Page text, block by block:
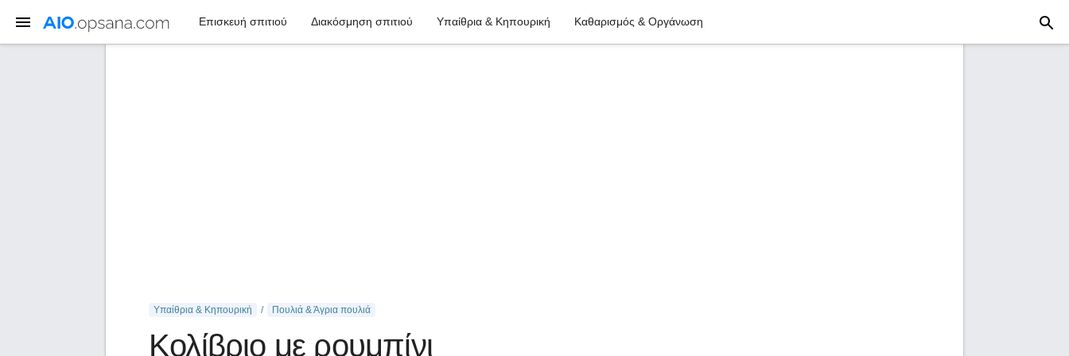
Επισκευή σπιτιού Διακόσμηση σπιτιού Υπαίθρια & Κηπουρική Καθαρισμός & Οργάνωση
Υπαίθρια & Κηπουρική Πουλιά & Άγρια ​​πουλιά
Κολίβριο με ρουμπίνι